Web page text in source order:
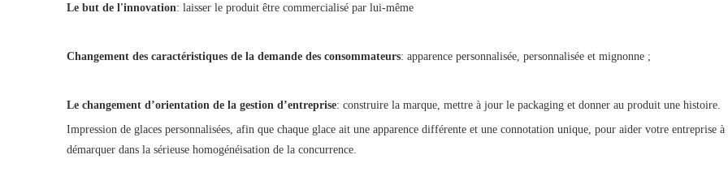
Le but de l'innovation: laisser le produit être commercialisé par lui-même
Changement des caractéristiques de la demande des consommateurs: apparence personnalisée, personnalisée et mignonne ;
Le changement d’orientation de la gestion d’entreprise: construire la marque, mettre à jour le packaging et donner au produit une histoire.
Impression de glaces personnalisées, afin que chaque glace ait une apparence différente et une connotation unique, pour aider votre entreprise à
démarquer dans la sérieuse homogénéisation de la concurrence.